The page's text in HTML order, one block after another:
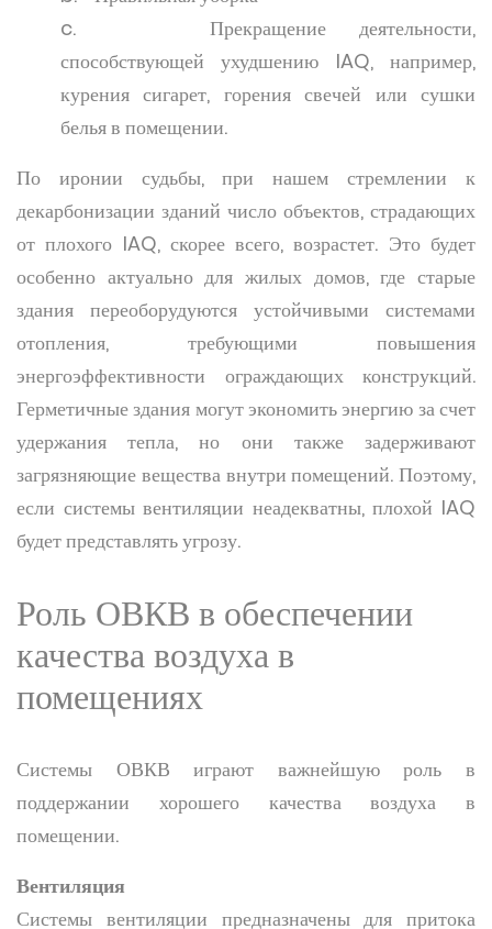
c. Прекращение деятельности,
способствующей ухудшению IAQ, например,
курения сигарет, горения свечей или сушки
белья в помещении.
По иронии судьбы, при нашем стремлении к
декарбонизации зданий число объектов, страдающих
от плохого IAQ, скорее всего, возрастет. Это будет
особенно актуально для жилых домов, где старые
здания переоборудуются устойчивыми системами
отопления, требующими повышения
энергоэффективности ограждающих конструкций.
Герметичные здания могут экономить энергию за счет
удержания тепла, но они также задерживают
загрязняющие вещества внутри помещений. Поэтому,
если системы вентиляции неадекватны, плохой IAQ
будет представлять угрозу.
Роль ОВКВ в обеспечении
качества воздуха в
помещениях
Системы ОВКВ играют важнейшую роль в
поддержании хорошего качества воздуха в
помещении.
Вентиляция
Системы вентиляции предназначены для притока